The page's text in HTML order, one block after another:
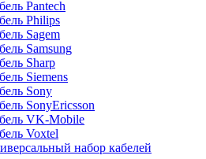
Pantech
Philips
Sagem
Samsung
Sharp
Siemens
Sony
SonyEricsson
VK-Mobile
Voxtel
набор кабелей